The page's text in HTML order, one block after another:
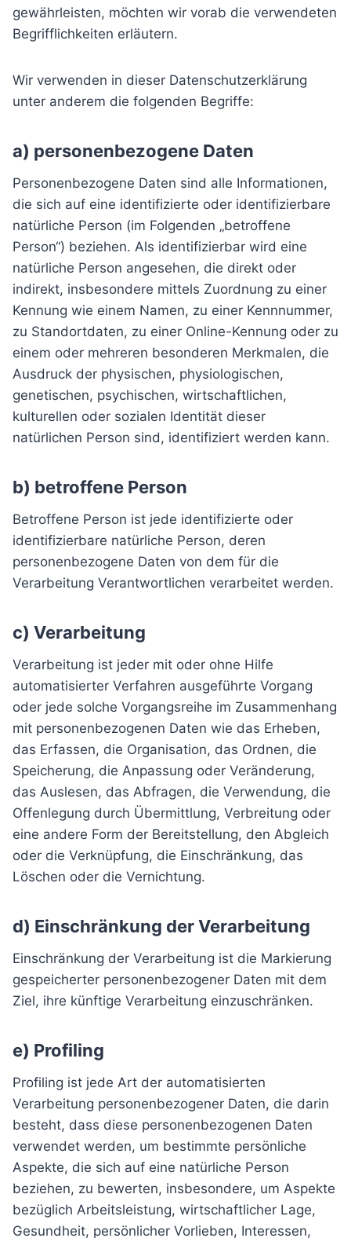
gewährleisten, möchten wir vorab die verwendeten
Begrifflichkeiten erläutern.
Wir verwenden in dieser Datenschutzerklärung
unter anderem die folgenden Begriffe:
a) personenbezogene Daten
Personenbezogene Daten sind alle Informationen,
die sich auf eine identifizierte oder identifizierbare
natürliche Person (im Folgenden „betroffene
Person“) beziehen. Als identifizierbar wird eine
natürliche Person angesehen, die direkt oder
indirekt, insbesondere mittels Zuordnung zu einer
Kennung wie einem Namen, zu einer Kennnummer,
zu Standortdaten, zu einer Online-Kennung oder zu
einem oder mehreren besonderen Merkmalen, die
Ausdruck der physischen, physiologischen,
genetischen, psychischen, wirtschaftlichen,
kulturellen oder sozialen Identität dieser
natürlichen Person sind, identifiziert werden kann.
b) betroffene Person
Betroffene Person ist jede identifizierte oder
identifizierbare natürliche Person, deren
personenbezogene Daten von dem für die
Verarbeitung Verantwortlichen verarbeitet werden.
c) Verarbeitung
Verarbeitung ist jeder mit oder ohne Hilfe
automatisierter Verfahren ausgeführte Vorgang
oder jede solche Vorgangsreihe im Zusammenhang
mit personenbezogenen Daten wie das Erheben,
das Erfassen, die Organisation, das Ordnen, die
Speicherung, die Anpassung oder Veränderung,
das Auslesen, das Abfragen, die Verwendung, die
Offenlegung durch Übermittlung, Verbreitung oder
eine andere Form der Bereitstellung, den Abgleich
oder die Verknüpfung, die Einschränkung, das
Löschen oder die Vernichtung.
d) Einschränkung der Verarbeitung
Einschränkung der Verarbeitung ist die Markierung
gespeicherter personenbezogener Daten mit dem
Ziel, ihre künftige Verarbeitung einzuschränken.
e) Profiling
Profiling ist jede Art der automatisierten
Verarbeitung personenbezogener Daten, die darin
besteht, dass diese personenbezogenen Daten
verwendet werden, um bestimmte persönliche
Aspekte, die sich auf eine natürliche Person
beziehen, zu bewerten, insbesondere, um Aspekte
bezüglich Arbeitsleistung, wirtschaftlicher Lage,
Gesundheit, persönlicher Vorlieben, Interessen,